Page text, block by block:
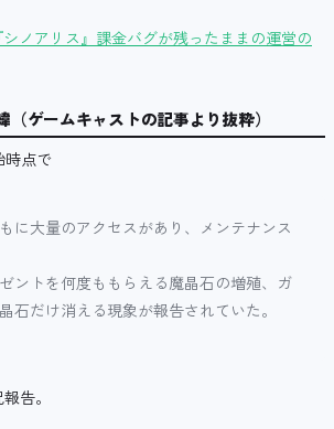
ノアリス』課金バグが残ったままの運営の
ゲームキャストの記事より抜粋）
時点で
に大量のアクセスがあり、メンテナンス
ントを何度ももらえる魔晶石の増殖、ガ
石だけ消える現象が報告されていた。
告。